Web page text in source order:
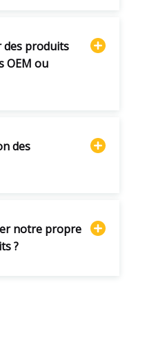
des produits
OEM ou
des
notre propre
?